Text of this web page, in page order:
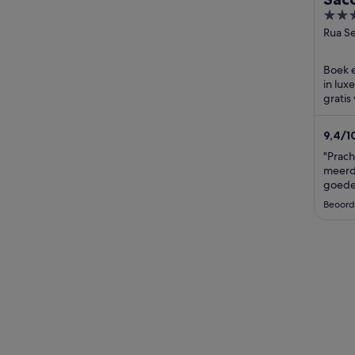
5
out
5
Rua
Boek
in
gratis
9,4/
kan